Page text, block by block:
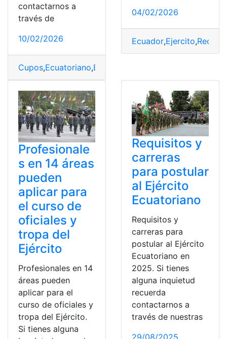
contactarnos a
través de
10/02/2026
Cupos,Ecuatoriano,Ejercito
04/02/2026
Ecuador,Ejercito,
Profesionale
s en 14 áreas
pueden
aplicar para
el curso de
oficiales y
tropa del
Ejército
Profesionales en 14
áreas pueden
aplicar para el
curso de oficiales y
tropa del Ejército.
Si tienes alguna
Requisitos y
carreras
para postular
al Ejército
Ecuatoriano
Requisitos y
carreras para
postular al Ejército
Ecuatoriano en
2025. Si tienes
alguna inquietud
recuerda
contactarnos a
través de nuestras
29/08/2025